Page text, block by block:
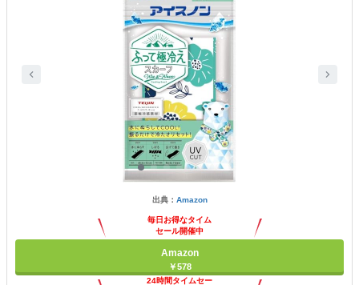
出典： Amazon
毎日お得なタイム
セール開催中
Amazon
￥578
24時間タイムセー